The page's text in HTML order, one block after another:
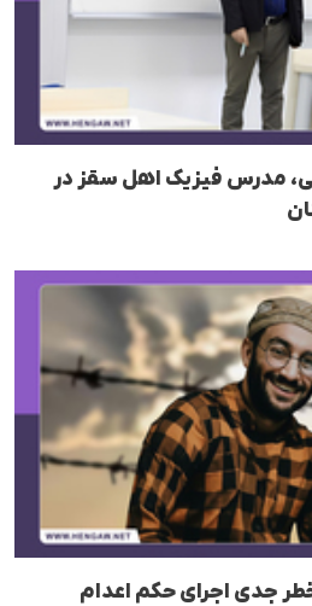
مدرس فیزیک اهل سقز در
جدی اجرای حکم اعدام